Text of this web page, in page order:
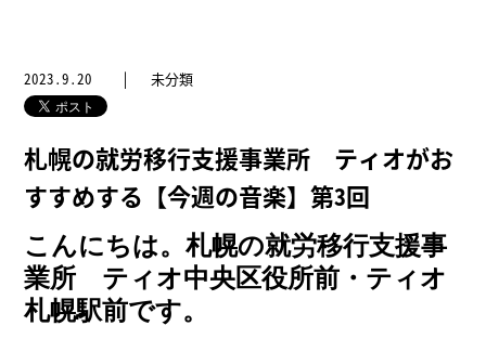
2023.9.20 未分類
札幌の就労移行支援事業所 ティオがお
すすめする【今週の音楽】第3回
こんにちは。札幌の就労移行支援事
業所 ティオ中央区役所前・ティオ
札幌駅前です。